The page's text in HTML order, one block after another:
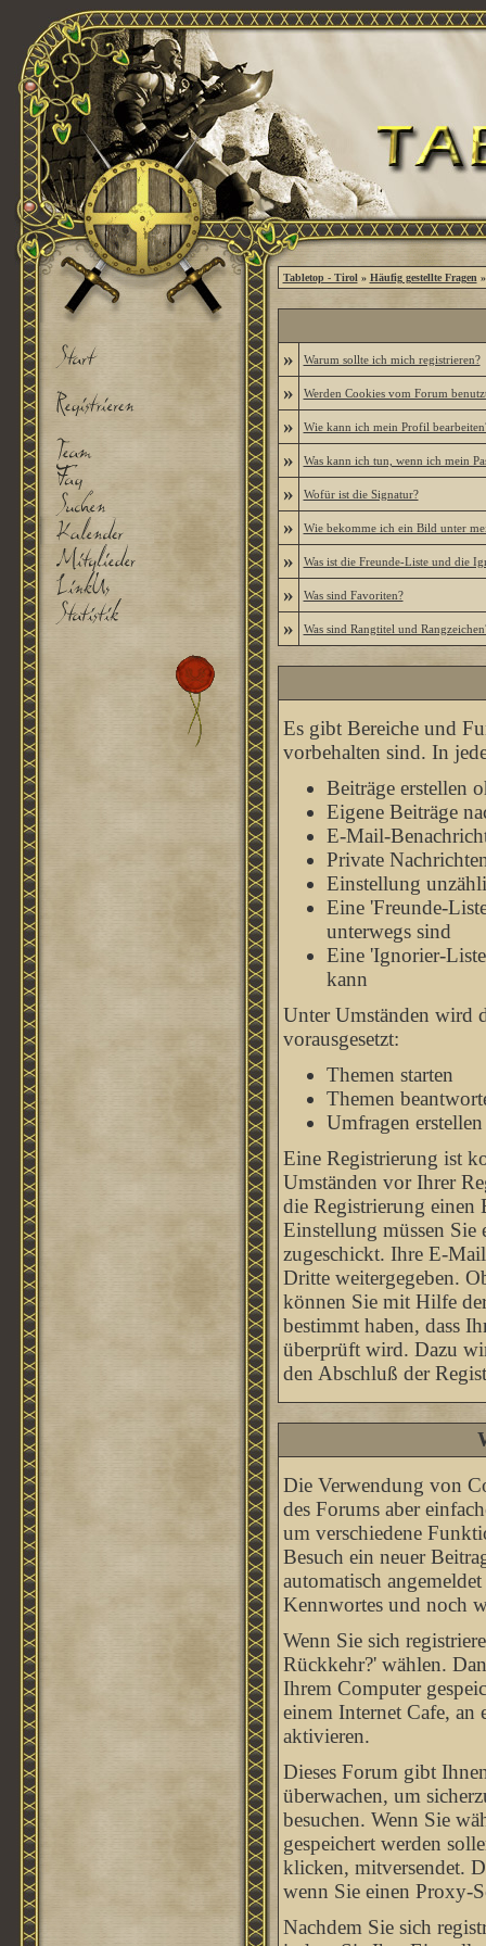
Tabletop - Tirol » Häufig gestellte Fragen
» Warum sollte ich mich registrieren?
» Werden Cookies vom Forum
» Wie kann ich mein Profil
» Was kann ich tun, wenn ich mein
» Wofür ist die Signatur?
» Wie bekomme ich ein Bild unter
» Was ist die Freunde-Liste und die
» Was sind Favoriten?
» Was sind Rangtitel und
Es gibt Bereiche und
vorbehalten sind. In
Beiträge erstellen
Eigene Beiträge
E-Mail-
Private
Einstellung
Eine 'Freunde-
unterwegs sind
Eine 'Ignorier-
kann
Unter Umständen wird
vorausgesetzt:
Themen starten
Themen
Umfragen
Eine Registrierung ist
Umständen vor Ihrer
die Registrierung einen
Einstellung müssen Sie
zugeschickt. Ihre E-
Dritte weitergegeben.
können Sie mit Hilfe
bestimmt haben, dass
überprüft wird. Dazu
den Abschluß der
Die Verwendung von
des Forums aber
um verschiedene
Besuch ein neuer
automatisch
Kennwortes und noch
Wenn Sie sich
Rückkehr?' wählen.
Ihrem Computer
einem Internet Cafe, an
aktivieren.
Dieses Forum gibt
überwachen, um
besuchen. Wenn Sie
gespeichert werden
klicken, mitversendet.
wenn Sie einen Proxy-
Nachdem Sie sich